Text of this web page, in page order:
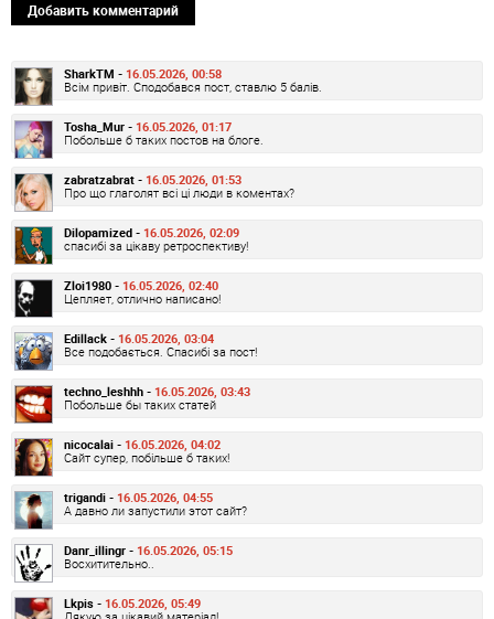
Добавить комментарий
SharkTM - 16.05.2026, 00:58
Всім привіт. Сподобався пост, ставлю 5 балів.
Tosha_Mur - 16.05.2026, 01:17
Побольше б таких постов на блоге.
zabratzabrat - 16.05.2026, 01:53
Про що глаголят всі ці люди в коментах?
Dilopamized - 16.05.2026, 02:09
спасибі за цікаву ретроспективу!
Zloi1980 - 16.05.2026, 02:40
Цепляет, отлично написано!
Edillack - 16.05.2026, 03:04
Все подобається. Спасибі за пост!
techno_leshhh - 16.05.2026, 03:43
Побольше бы таких статей
nicocalai - 16.05.2026, 04:02
Сайт супер, побільше б таких!
trigandi - 16.05.2026, 04:55
А давно ли запустили этот сайт?
Danr_illingr - 16.05.2026, 05:15
Восхитительно..
Lkpis - 16.05.2026, 05:49